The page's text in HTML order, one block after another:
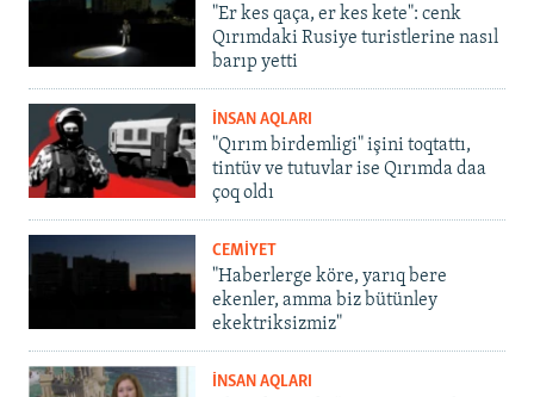
"Er kes qaça, er kes kete": cenk
Qırımdaki Rusiye turistlerine nasıl
barıp yetti
İNSAN AQLARI
"Qırım birdemligi" işini toqtattı,
tintüv ve tutuvlar ise Qırımda daa
çoq oldı
CEMİYET
"Haberlerge köre, yarıq bere
ekenler, amma biz bütünley
ekektriksizmiz"
İNSAN AQLARI